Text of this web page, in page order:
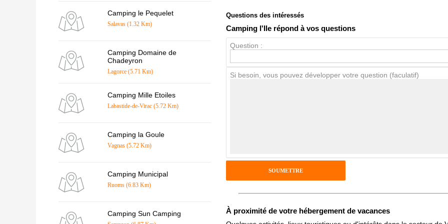
Camping le Pequelet
Salavas (1.32 Km)
Camping Domaine de
Chadeyron
Lagorce (5.71 Km)
Camping Mille Etoiles
Labastide-de-Virac (5.72 Km)
Camping la Goule
Vagnas (5.72 Km)
Camping Municipal
Ruoms (6.83 Km)
Camping Sun Camping
Note globale
Avis Clients
Antispam - Combien font 7x4 (en chiffres) :
Avis sur l'établissement :
Questions des intéressés
Camping l'Ile répond à vos questions
Question :
Si besoin, vous pouvez développer votre question (faculatif)
À proximité de votre hébergement de vacances